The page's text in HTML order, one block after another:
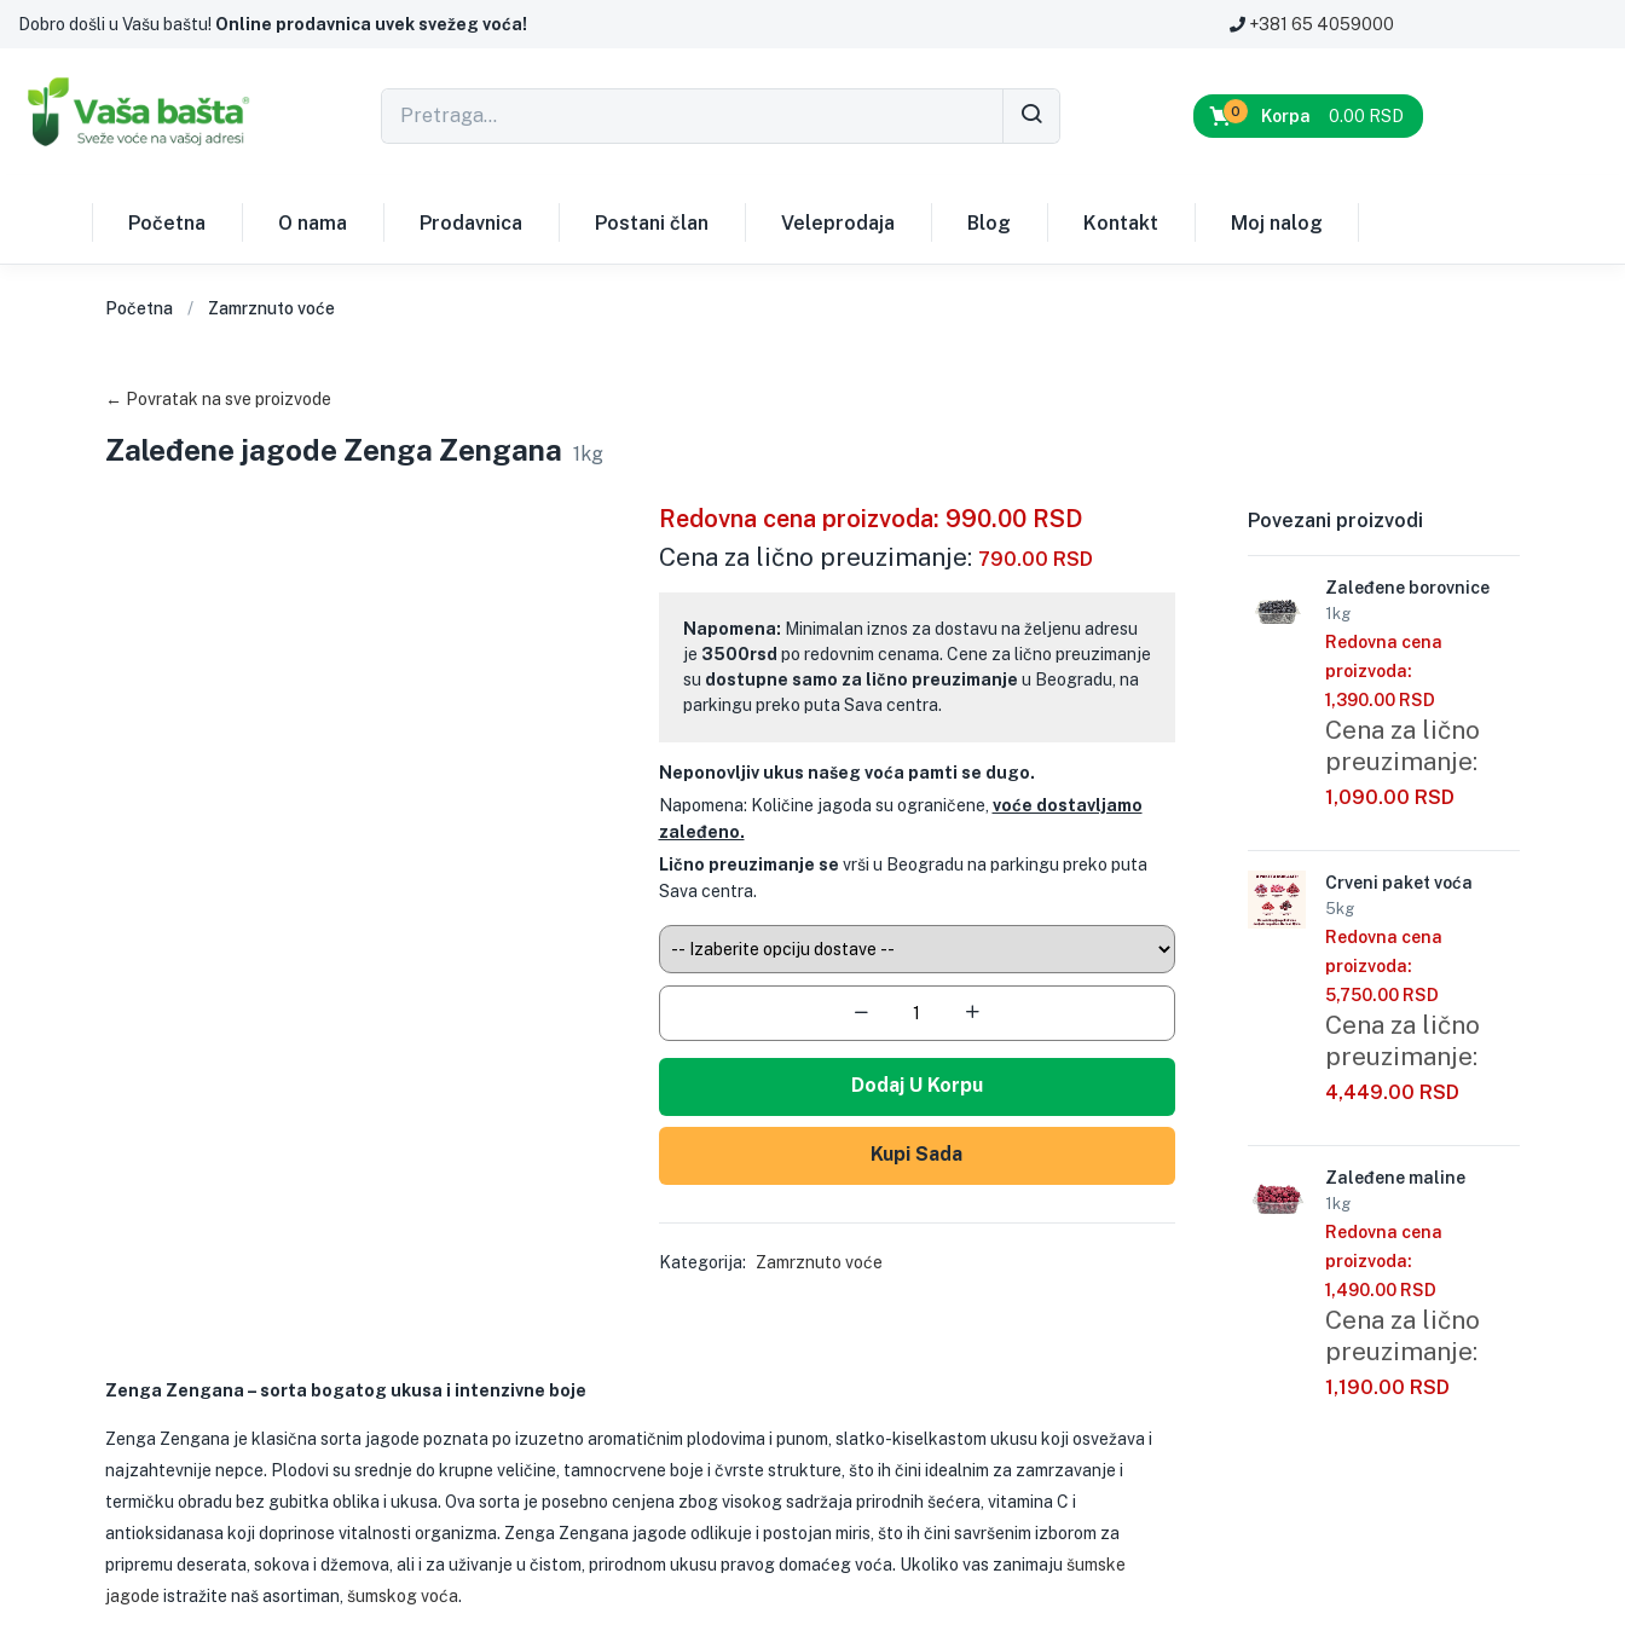
Dobro došli u Vašu baštu! Online prodavnica uvek svežeg voća! +381 65 4059000
Korpa
0 0.00 RSD
Početna O nama Prodavnica Postani član Veleprodaja Blog Kontakt Moj nalog
Početna Zamrznuto voće
← Povratak na sve proizvode
Zaleđene jagode Zenga Zengana 1kg
Redovna cena proizvoda: 990.00 RSD
Cena za lično preuzimanje: 790.00 RSD
Napomena: Minimalan iznos za dostavu na željenu adresu
je 3500rsd po redovnim cenama. Cene za lično preuzimanje
su dostupne samo za lično preuzimanje u Beogradu, na
parkingu preko puta Sava centra.
Neponovljiv ukus našeg voća pamti se dugo.
Napomena: Količine jagoda su ograničene, voće dostavljamo
zaleđeno.
Lično preuzimanje se vrši u Beogradu na parkingu preko puta
Sava centra.
Dodaj U Korpu
Kupi Sada
Kategorija: Zamrznuto voće
Zenga Zengana – sorta bogatog ukusa i intenzivne boje
Zenga Zengana je klasična sorta jagode poznata po izuzetno aromatičnim plodovima i punom, slatko-kiselkastom ukusu koji osvežava i
najzahtevnije nepce. Plodovi su srednje do krupne veličine, tamnocrvene boje i čvrste strukture, što ih čini idealnim za zamrzavanje i
termičku obradu bez gubitka oblika i ukusa. Ova sorta je posebno cenjena zbog visokog sadržaja prirodnih šećera, vitamina C i
antioksidanasa koji doprinose vitalnosti organizma. Zenga Zengana jagode odlikuje i postojan miris, što ih čini savršenim izborom za
pripremu deserata, sokova i džemova, ali i za uživanje u čistom, prirodnom ukusu pravog domaćeg voća. Ukoliko vas zanimaju šumske
jagode istražite naš asortiman, šumskog voća.
Povezani proizvodi
Zaleđene borovnice
1kg
Redovna cena
proizvoda:
1,390.00 RSD
Cena za lično
preuzimanje:
1,090.00 RSD
Crveni paket voća
5kg
Redovna cena
proizvoda:
5,750.00 RSD
Cena za lično
preuzimanje:
4,449.00 RSD
Zaleđene maline
1kg
Redovna cena
proizvoda:
1,490.00 RSD
Cena za lično
preuzimanje:
1,190.00 RSD